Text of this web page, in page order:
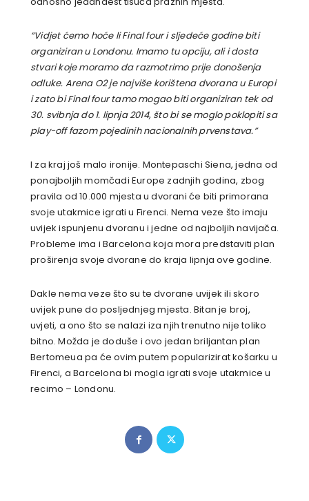
“Vidjet ćemo hoće li Final four i sljedeće godine biti
organiziran u Londonu. Imamo tu opciju, ali i dosta
stvari koje moramo da razmotrimo prije donošenja
odluke. Arena O2 je najviše korištena dvorana u Europi
i zato bi Final four tamo mogao biti organiziran tek od
30. svibnja do 1. lipnja 2014, što bi se moglo poklopiti sa
play-off fazom pojedinih nacionalnih prvenstava.”
I za kraj još malo ironije. Montepaschi Siena, jedna od
ponajboljih momčadi Europe zadnjih godina, zbog
pravila od 10.000 mjesta u dvorani će biti primorana
svoje utakmice igrati u Firenci. Nema veze što imaju
uvijek ispunjenu dvoranu i jedne od najboljih navijača.
Probleme ima i Barcelona koja mora predstaviti plan
proširenja svoje dvorane do kraja lipnja ove godine.
Dakle nema veze što su te dvorane uvijek ili skoro
uvijek pune do posljednjeg mjesta. Bitan je broj,
uvjeti, a ono što se nalazi iza njih trenutno nije toliko
bitno. Možda je doduše i ovo jedan briljantan plan
Bertomeua pa će ovim putem popularizirat košarku u
Firenci, a Barcelona bi mogla igrati svoje utakmice u
recimo – Londonu.